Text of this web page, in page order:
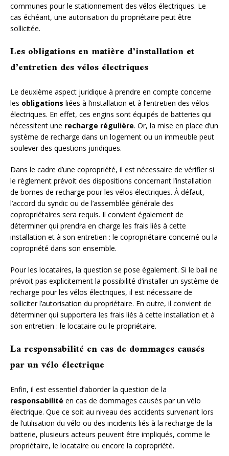
communes pour le stationnement des vélos électriques. Le
cas échéant, une autorisation du propriétaire peut être
sollicitée.
Les obligations en matière d’installation et
d’entretien des vélos électriques
Le deuxième aspect juridique à prendre en compte concerne
les obligations liées à l’installation et à l’entretien des vélos
électriques. En effet, ces engins sont équipés de batteries qui
nécessitent une recharge régulière. Or, la mise en place d’un
système de recharge dans un logement ou un immeuble peut
soulever des questions juridiques.
Dans le cadre d’une copropriété, il est nécessaire de vérifier si
le règlement prévoit des dispositions concernant l’installation
de bornes de recharge pour les vélos électriques. À défaut,
l’accord du syndic ou de l’assemblée générale des
copropriétaires sera requis. Il convient également de
déterminer qui prendra en charge les frais liés à cette
installation et à son entretien : le copropriétaire concerné ou la
copropriété dans son ensemble.
Pour les locataires, la question se pose également. Si le bail ne
prévoit pas explicitement la possibilité d’installer un système de
recharge pour les vélos électriques, il est nécessaire de
solliciter l’autorisation du propriétaire. En outre, il convient de
déterminer qui supportera les frais liés à cette installation et à
son entretien : le locataire ou le propriétaire.
La responsabilité en cas de dommages causés
par un vélo électrique
Enfin, il est essentiel d’aborder la question de la
responsabilité en cas de dommages causés par un vélo
électrique. Que ce soit au niveau des accidents survenant lors
de l’utilisation du vélo ou des incidents liés à la recharge de la
batterie, plusieurs acteurs peuvent être impliqués, comme le
propriétaire, le locataire ou encore la copropriété.